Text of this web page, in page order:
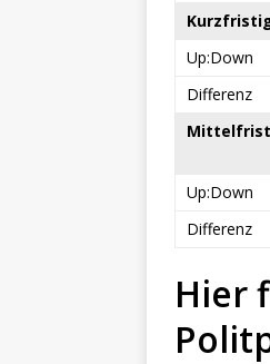
Up:Down
Differenz
Up:Down
Differenz
Hier